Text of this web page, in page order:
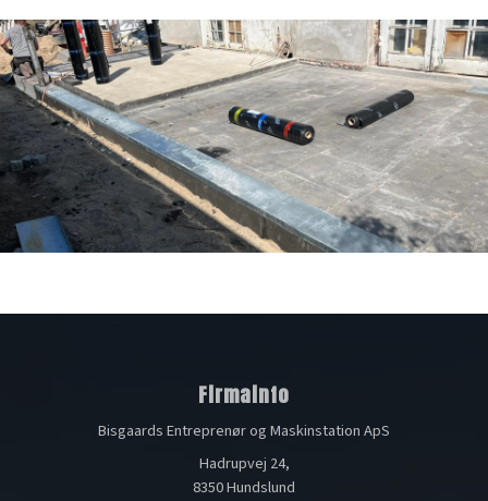
Firmainfo
Bisgaards Entreprenør og Maskinstation ApS
Hadrupvej 24,
8350 Hundslund